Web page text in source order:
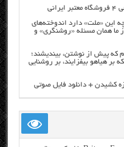
این «ملت» دارد اندوخته‌های
ما همان مسئله «روشنگری» و
که پیش از نوشتن، بیندیشند؛
هیاهو بیفزایند، بر روشنایی
کشیدن + دانلود فایل صوتی